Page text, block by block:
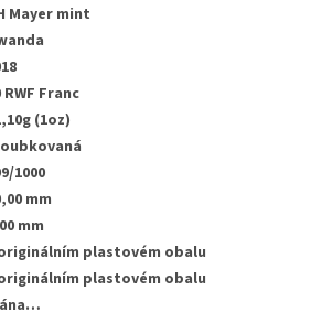
Mayer mint
RWF Franc
(1oz)
1000
mm
mm
plastovém obalu
plastovém obalu